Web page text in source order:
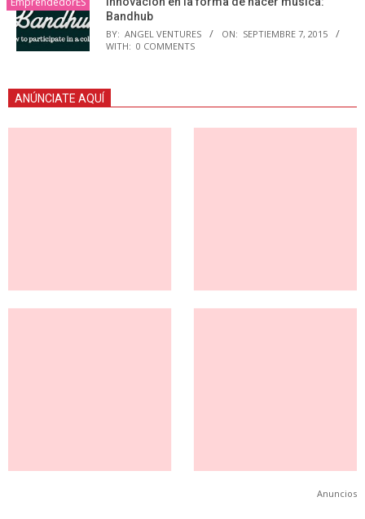
Bandhub
BY: ANGEL VENTURES ON: SEPTIEMBRE 7, 2015
WITH: 0 COMMENTS
ANÚNCIATE AQUÍ
Anuncios